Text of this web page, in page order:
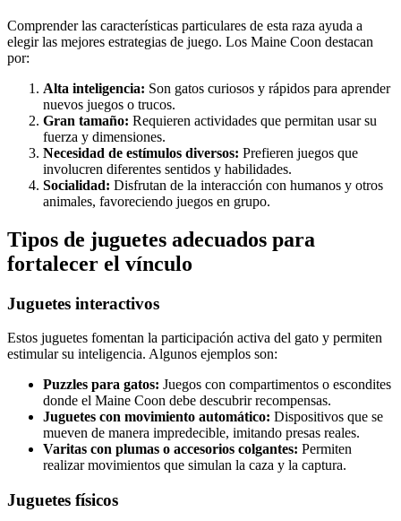
Comprender las características particulares de esta raza ayuda a
elegir las mejores estrategias de juego. Los Maine Coon destacan
por:
Alta inteligencia: Son gatos curiosos y rápidos para aprender
nuevos juegos o trucos.
Gran tamaño: Requieren actividades que permitan usar su
fuerza y dimensiones.
Necesidad de estímulos diversos: Prefieren juegos que
involucren diferentes sentidos y habilidades.
Socialidad: Disfrutan de la interacción con humanos y otros
animales, favoreciendo juegos en grupo.
Tipos de juguetes adecuados para
fortalecer el vínculo
Juguetes interactivos
Estos juguetes fomentan la participación activa del gato y permiten
estimular su inteligencia. Algunos ejemplos son:
Puzzles para gatos: Juegos con compartimentos o escondites
donde el Maine Coon debe descubrir recompensas.
Juguetes con movimiento automático: Dispositivos que se
mueven de manera impredecible, imitando presas reales.
Varitas con plumas o accesorios colgantes: Permiten
realizar movimientos que simulan la caza y la captura.
Juguetes físicos